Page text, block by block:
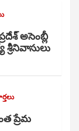
అసెంబ్లీ
ప్రేమ